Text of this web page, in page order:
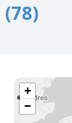
(78)
+
−